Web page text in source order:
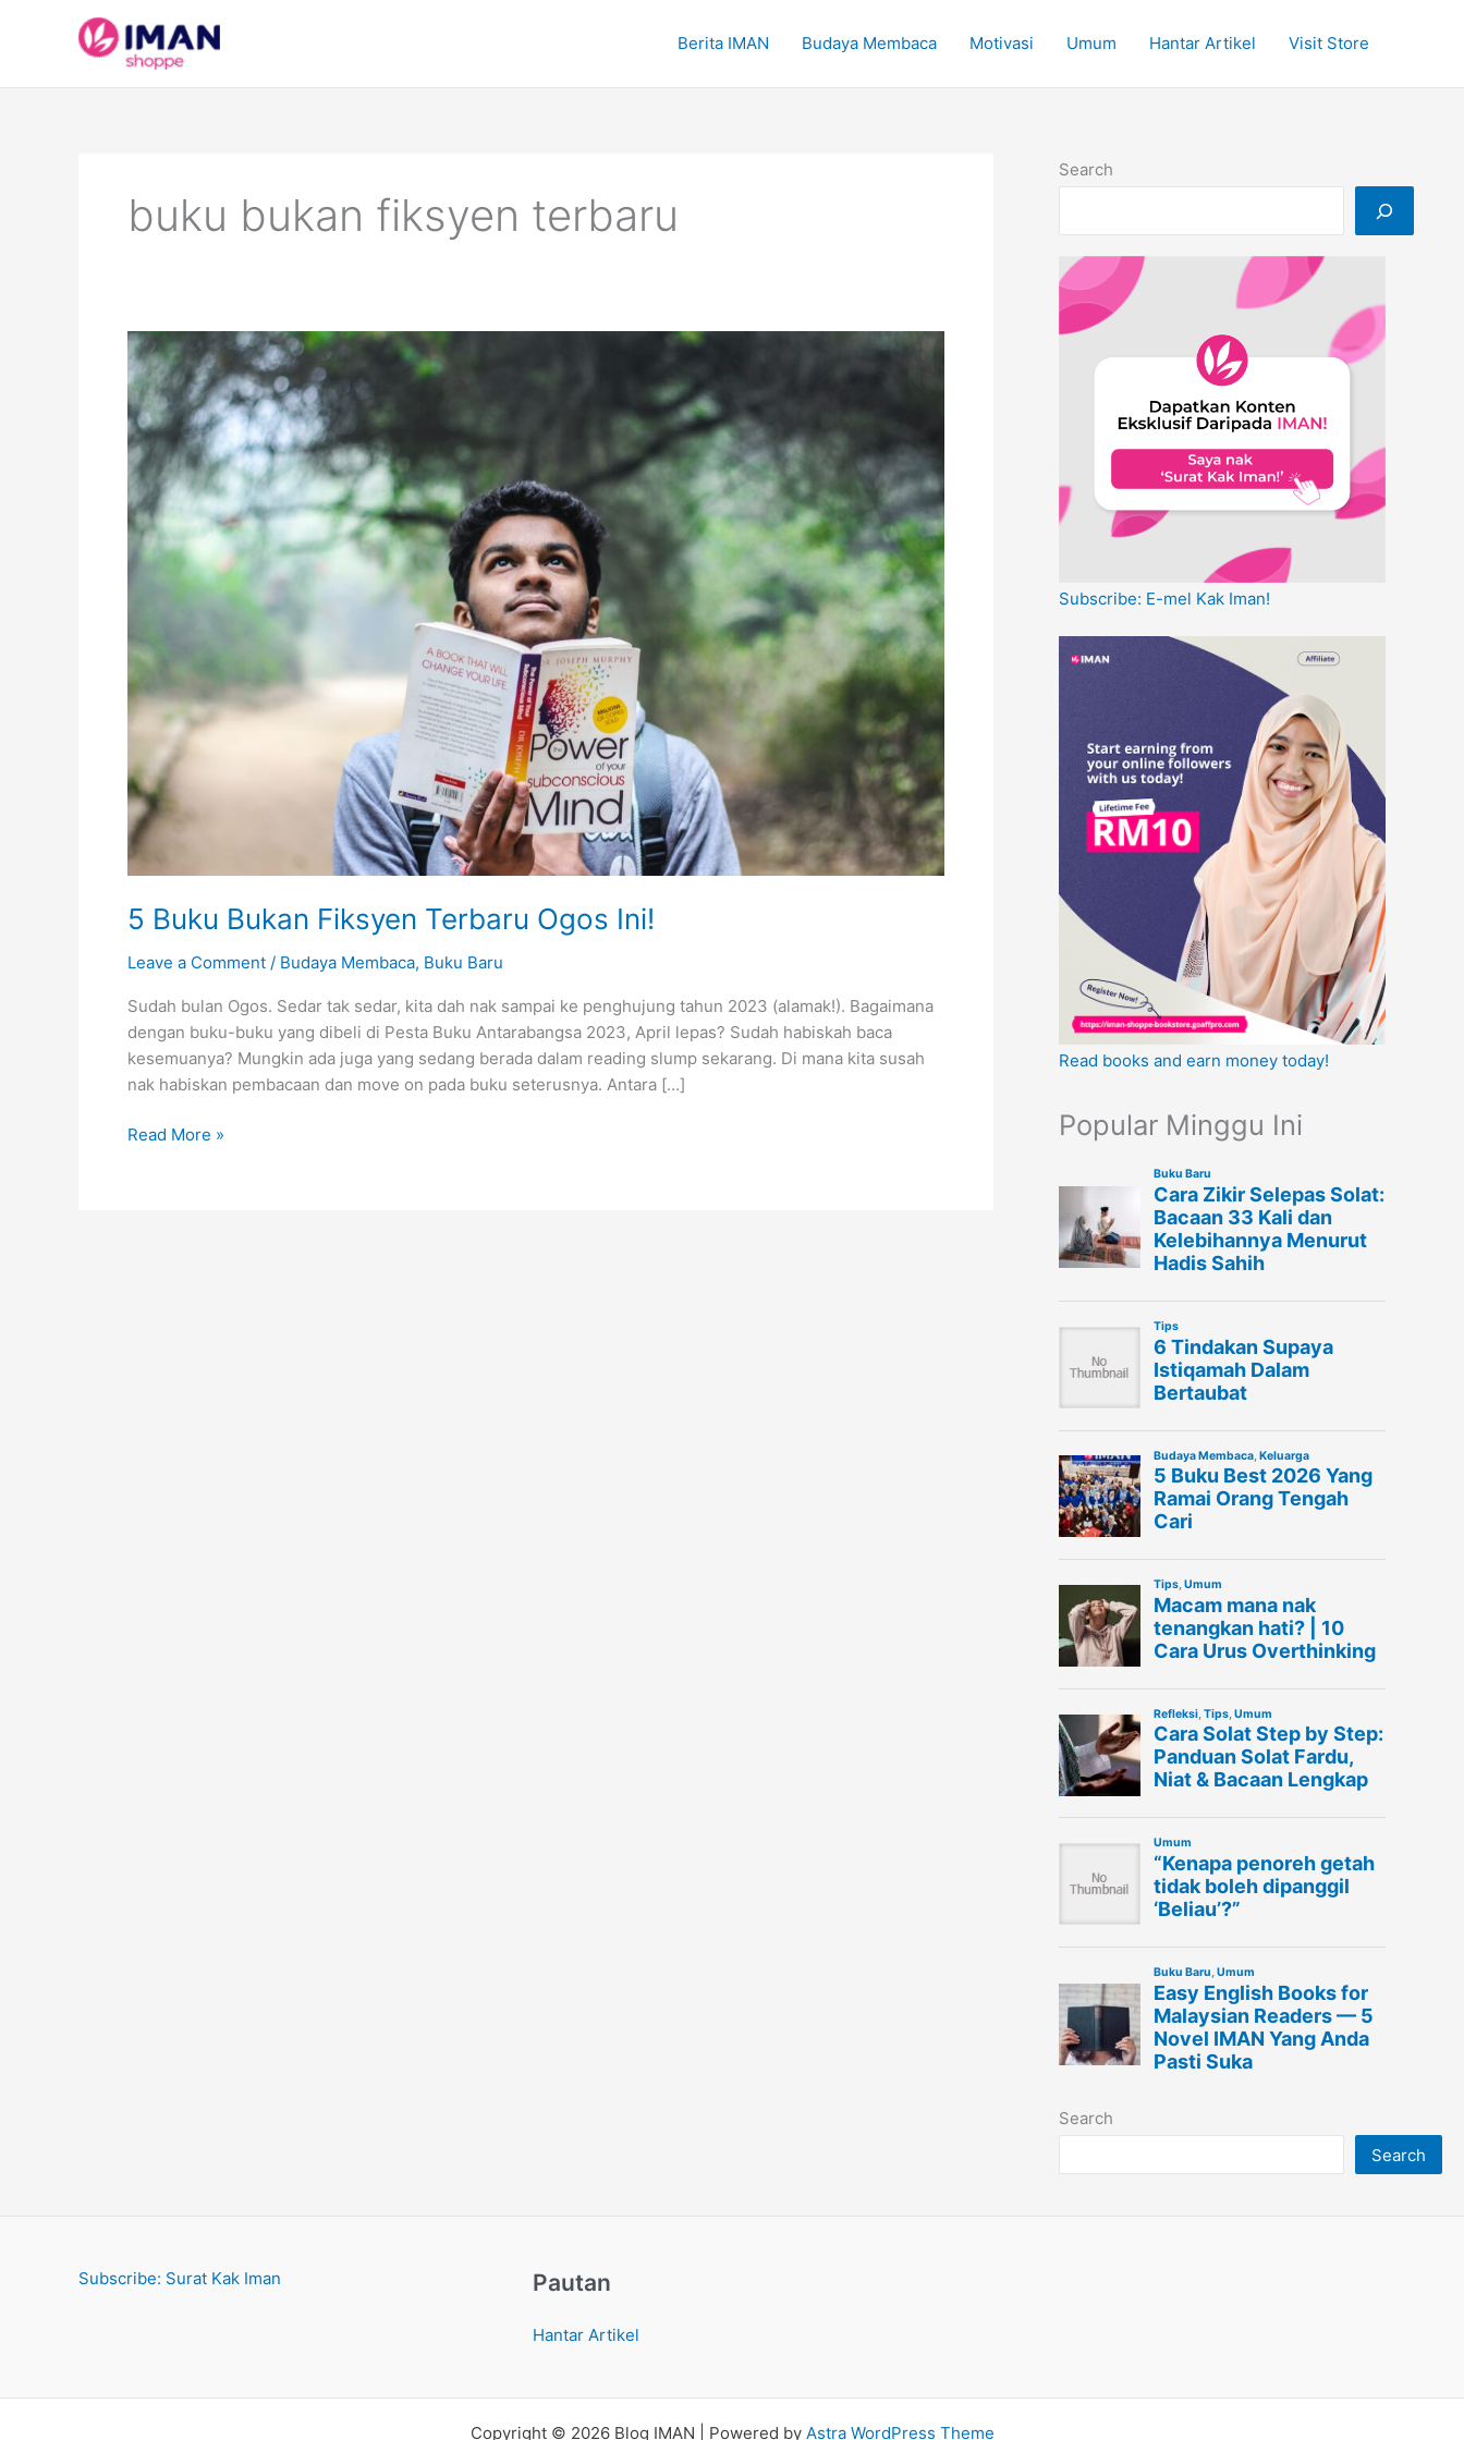
Berita IMAN Budaya Membaca Motivasi Umum Hantar Artikel Visit Store
buku bukan fiksyen terbaru
5 Buku Bukan Fiksyen Terbaru Ogos Ini!
Leave a Comment / Budaya Membaca, Buku Baru
Sudah bulan Ogos. Sedar tak sedar, kita dah nak sampai ke penghujung tahun 2023 (alamak!). Bagaimana
dengan buku-buku yang dibeli di Pesta Buku Antarabangsa 2023, April lepas? Sudah habiskah baca
kesemuanya? Mungkin ada juga yang sedang berada dalam reading slump sekarang. Di mana kita susah
nak habiskan pembacaan dan move on pada buku seterusnya. Antara […]
5
Read More »
Search
Subscribe: E-mel Kak Iman!
Read books and earn money today!
Popular Minggu Ini
Search
Search
Subscribe: Surat Kak Iman Pautan
Hantar Artikel
Copyright © 2026 Blog IMAN | Powered by Astra WordPress Theme